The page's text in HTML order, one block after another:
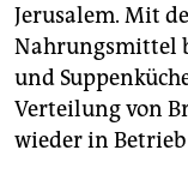
Jerusalem. Mit
Nahrungsmittel
und
Verteilung von
wieder in